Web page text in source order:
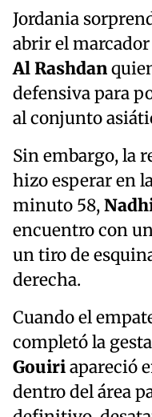
Jordania
abrir el
Al Rashdan
defensiva para
al conjunto
Sin embargo, la
hizo esperar en
minuto 58,
encuentro con
un tiro de
derecha.
Cuando el
completó la
Gouiriapareció
dentro del área